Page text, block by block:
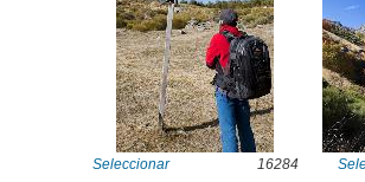
Seleccionar 16284